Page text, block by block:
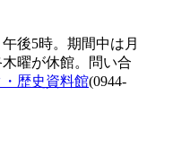
後5時。期間中は月
曜が休館。問い合
歴史資料館(0944-